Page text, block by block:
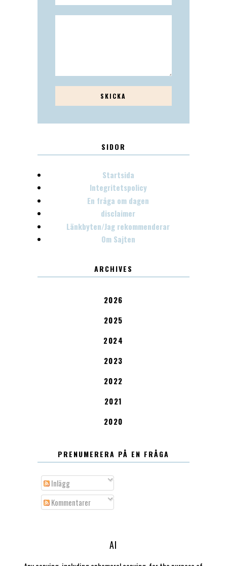
SIDOR
Startsida
Integritetspolicy
En fråga om dagen
disclaimer
Länkbyten/Jag rekommenderar
Om Sajten
ARCHIVES
2026
2025
2024
2023
2022
2021
2020
PRENUMERERA PÅ EN FRÅGA
Inlägg
Kommentarer
AI